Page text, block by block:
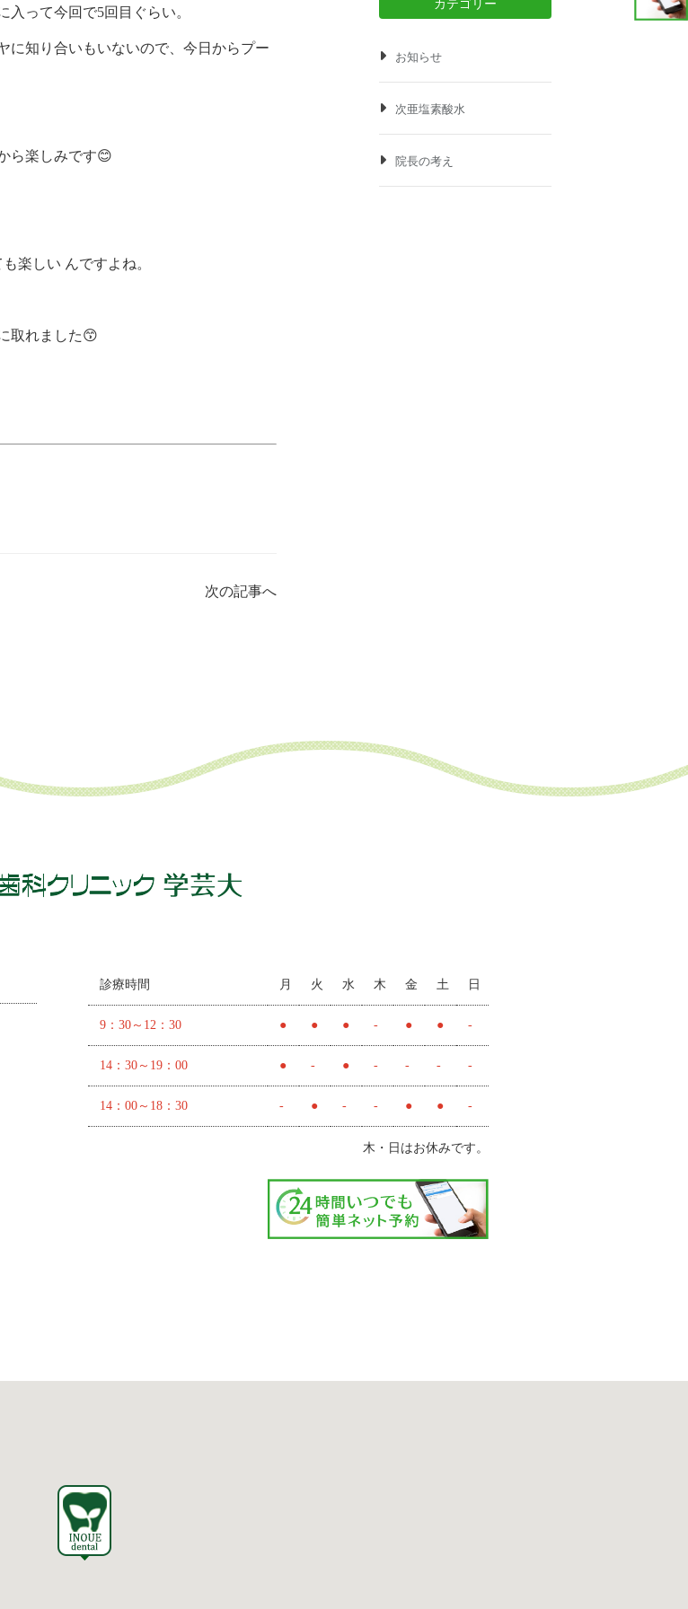
って今回で5回目ぐらい。
に知り合いもいないので、今日からプー
ら楽しみです😊
楽しい んですよね。
取れました😙
次の記事へ
カテゴリー
お知らせ
次亜塩素酸水
院長の考え
診療時間 月 火 水 木 金 土 日
9：30～12：30 ● ● ● - ● ● -
14：30～19：00 ● - ● - - - -
14：00～18：30 - ● - - ● ● -
木・日はお休みです。